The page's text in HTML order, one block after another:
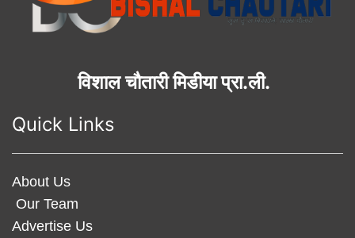
विशाल चौतारी मिडीया प्रा.ली.
Quick Links
About Us
Our Team
Advertise Us